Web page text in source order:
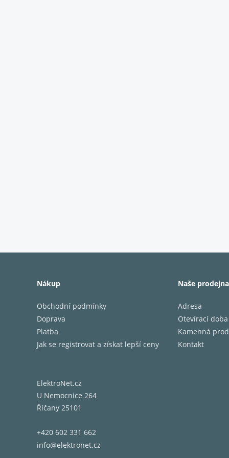
Počet
Výkon
Třída
DTS:
Dolby:
Nákup
Obchodní podmínky
Doprava
Platba
Jak se registrovat a získat lepší ceny
Naše prodejna
Adresa
Otevírací doba
Kamenná
Kontakt
ElektroNet.cz
U Nemocnice 264
Říčany 25101
+420 602 331 662
info@elektronet.cz